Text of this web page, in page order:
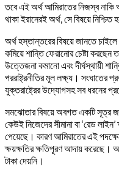
তবে এই অর্থ আমিরাতের নিজস্ব
থাকা ইরানেরই অর্থ, সে বিষয়ে নিশ্চিত
অর্থ হস্তান্তরের বিষয়ে জানতে
কমিয়ে শান্তি ফেরানোর চেষ্টা
উত্তেজনা কমানো এবং দীর্ঘস্থায়ী
পররাষ্ট্রনীতির মূল লক্ষ্য। সংঘাতের
যুক্তরাষ্ট্রের উদ্যোগসহ সব ধরনের
সমঝোতার বিষয়ে অবগত একটি সূত্র
কেউই নিজেদের সীমানা বা ‘রেড
পেয়েছে। কারণ আমিরাতের এই
ক্ষয়ক্ষতির ক্ষতিপূরণ আদায় করেছে।
টাকা দেয়নি।